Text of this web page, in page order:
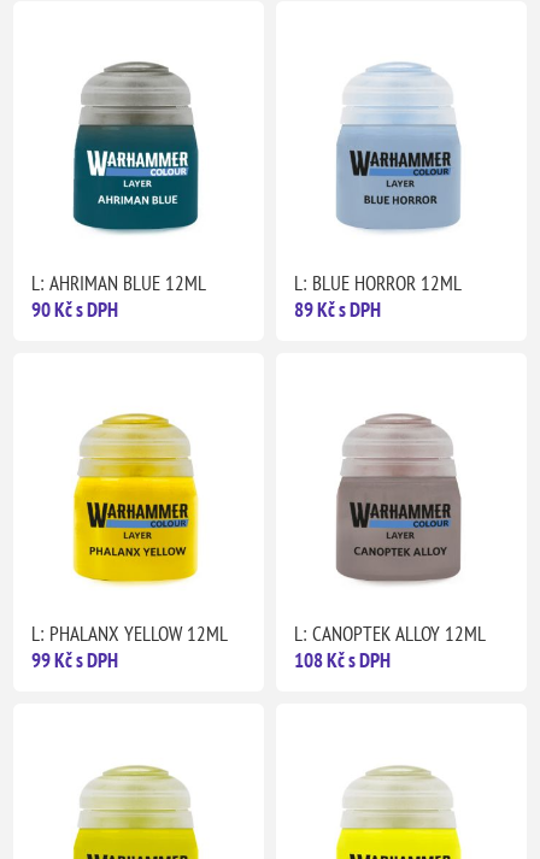
L: AHRIMAN BLUE 12ML
90 Kč s DPH
L: BLUE HORROR 12ML
89 Kč s DPH
L: PHALANX YELLOW 12ML
99 Kč s DPH
L: CANOPTEK ALLOY 12ML
108 Kč s DPH